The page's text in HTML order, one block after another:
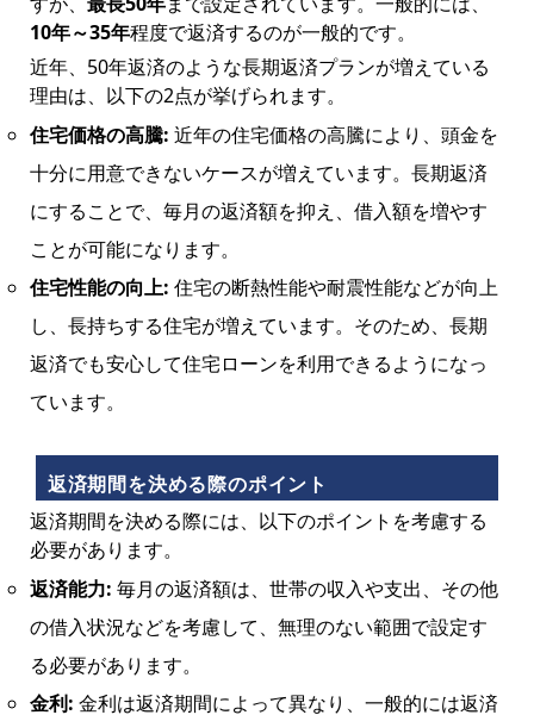
10年～35年程度で返済するのが一般的です。
近年、50年返済のような長期返済プランが増えている
理由は、以下の2点が挙げられます。
住宅価格の高騰: 近年の住宅価格の高騰により、頭金を
十分に用意できないケースが増えています。長期返済
にすることで、毎月の返済額を抑え、借入額を増やす
ことが可能になります。
住宅性能の向上: 住宅の断熱性能や耐震性能などが向上
し、長持ちする住宅が増えています。そのため、長期
返済でも安心して住宅ローンを利用できるようになっ
ています。
返済期間を決める際のポイント
返済期間を決める際には、以下のポイントを考慮する
必要があります。
返済能力: 毎月の返済額は、世帯の収入や支出、その他
の借入状況などを考慮して、無理のない範囲で設定す
る必要があります。
金利: 金利は返済期間によって異なり、一般的には返済